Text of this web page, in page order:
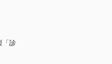
「診